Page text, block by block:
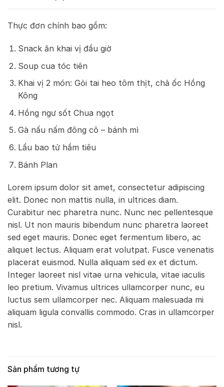
Thực đơn chính bao gồm:
Snack ăn khai vị đầu giờ
Soup cua tóc tiên
Khai vị 2 món: Gỏi tai heo tôm thịt, chả ốc Hồng
Kông
Hồng ngư sốt Chua ngọt
Gà nấu nấm đông cô – bánh mì
Lẩu bao tử hầm tiêu
Bánh Plan
Lorem ipsum dolor sit amet, consectetur adipiscing
elit. Donec non mattis nulla, in ultrices diam.
Curabitur nec pharetra nunc. Nunc nec pellentesque
nisl. Ut non mauris bibendum nunc pharetra laoreet
sed eget mauris. Donec eget fermentum libero, ac
aliquet lectus. Aliquam erat volutpat. Fusce venenatis
placerat euismod. Nulla aliquam sed ex et dictum.
Integer laoreet nisl vitae urna vehicula, vitae iaculis
leo pretium. Vivamus ultrices ullamcorper nunc, eu
luctus sem ullamcorper nec. Aliquam malesuada mi
aliquam ligula convallis commodo. Cras in ullamcorper
nisl.
Sản phẩm tương tự